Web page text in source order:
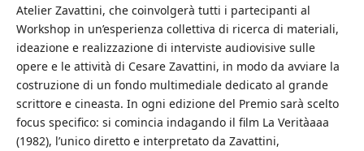
Atelier Zavattini, che coinvolgerà tutti i partecipanti al
Workshop in un’esperienza collettiva di ricerca di materiali,
ideazione e realizzazione di interviste audiovisive sulle
opere e le attività di Cesare Zavattini, in modo da avviare la
costruzione di un fondo multimediale dedicato al grande
scrittore e cineasta. In ogni edizione del Premio sarà scelto
focus specifico: si comincia indagando il film La Veritàaaa
(1982), l’unico diretto e interpretato da Zavattini,